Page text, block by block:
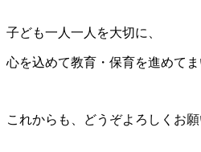
子ども一人一人を大切に、
心を込めて教育・保育を進めてま
これからも、どうぞよろしくお願